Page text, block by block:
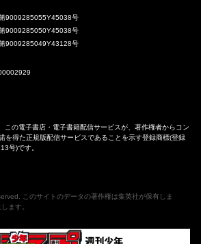
9009285055Y45038号
9009285050Y45038号
9009285049Y43128号
この電子書店・電子書籍配信サービスが、著作権者からコン
を得た正規版配信サービスであることを示す登録商標(登録
号)です。
このサイトのデータの著作権は集英社が保有しま
ます。